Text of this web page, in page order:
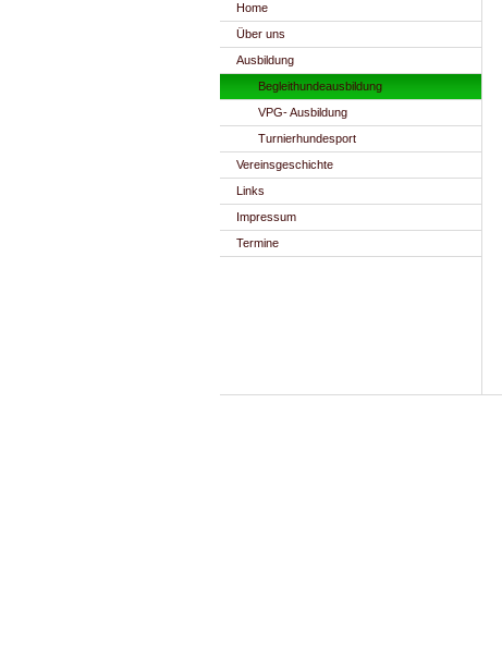
Home
Über uns
Ausbildung
Begleithundeausbildung
VPG- Ausbildung
Turnierhundesport
Vereinsgeschichte
Links
Impressum
Termine